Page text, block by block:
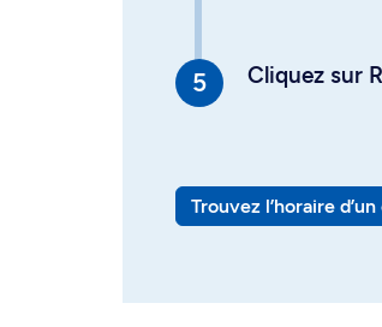
Cliquez sur
Trouvez l’horaire